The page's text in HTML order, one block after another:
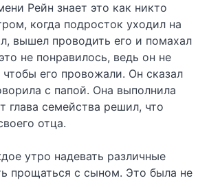
Рейн знает это как никто
когда подросток уходил на
вышел проводить его и помахал
не понравилось, ведь он не
его провожали. Он сказал
с папой. Она выполнила
глава семейства решил, что
отца.
утро надевать различные
прощаться с сыном. Это была не